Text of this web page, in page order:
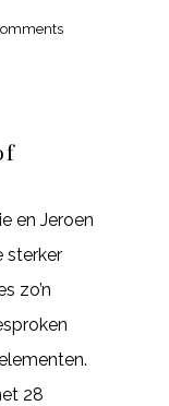
en Jeroen
sterker
zo’n
28